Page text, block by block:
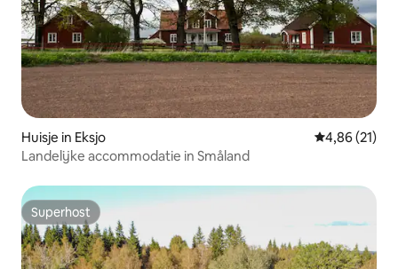
Huisje in Eksjo Gemiddelde
4,86 (21)
Landelijke accommodatie in Småland
Superhost
Superhost